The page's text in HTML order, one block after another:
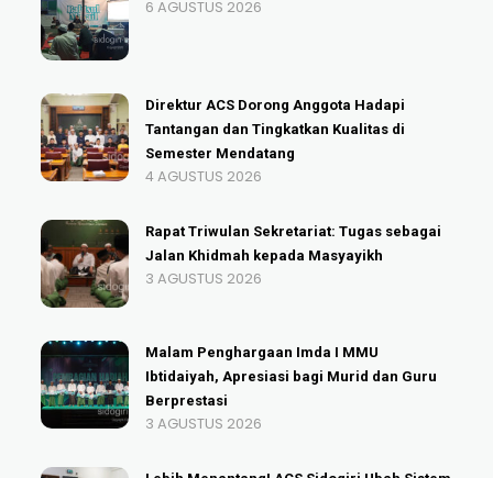
6 AGUSTUS 2026
Direktur ACS Dorong Anggota Hadapi
Tantangan dan Tingkatkan Kualitas di
Semester Mendatang
4 AGUSTUS 2026
Rapat Triwulan Sekretariat: Tugas sebagai
Jalan Khidmah kepada Masyayikh
3 AGUSTUS 2026
Malam Penghargaan Imda I MMU
Ibtidaiyah, Apresiasi bagi Murid dan Guru
Berprestasi
3 AGUSTUS 2026